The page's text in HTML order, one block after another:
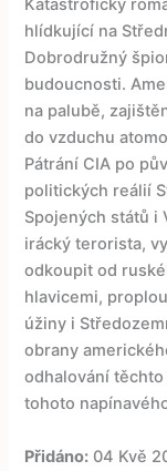
Katastrofický
hlídkující na
Dobrodružný
budoucnosti.
na palubě,
do vzduchu
Pátrání CIA po
politických reálií
Spojených států i
irácký terorista,
odkoupit od
hlavicemi,
úžiny i
obrany
odhalování
tohoto
Přidáno: 04 Kvě